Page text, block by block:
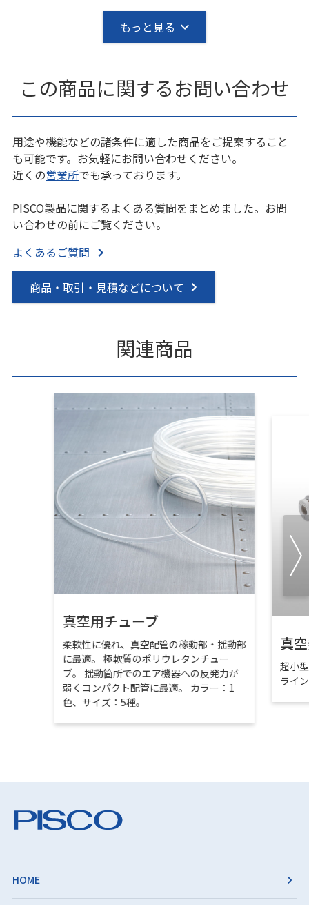
もっと見る
この商品に関するお問い合わせ
用途や機能などの諸条件に適した商品をご提案すること
も可能です。お気軽にお問い合わせください。
近くの営業所でも承っております。
PISCO製品に関するよくある質問をまとめました。お問
い合わせの前にご覧ください。
よくあるご質問
商品・取引・見積などについて
関連商品
真空用チューブ
柔軟性に優れ、真空配管の稼動部・揺動部
に最適。 極軟質のポリウレタンチュー
ブ。 揺動箇所でのエア機器への反発力が
弱くコンパクト配管に最適。 カラー：1
色、サイズ：5種。
真
超小
ライ
HOME